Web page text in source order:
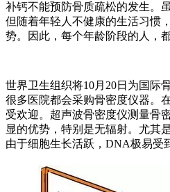
补钙不能预防骨质疏松的发生。
但随着年轻人不健康的生活习惯
势。因此，每个年龄阶段的人，
世界卫生组织将10月20日为国际
很多医院都会采购骨密度仪器。
受欢迎。超声波骨密度仪测量骨
显的优势，特别是无辐射。尤其
由于细胞生长活跃，DNA极易受